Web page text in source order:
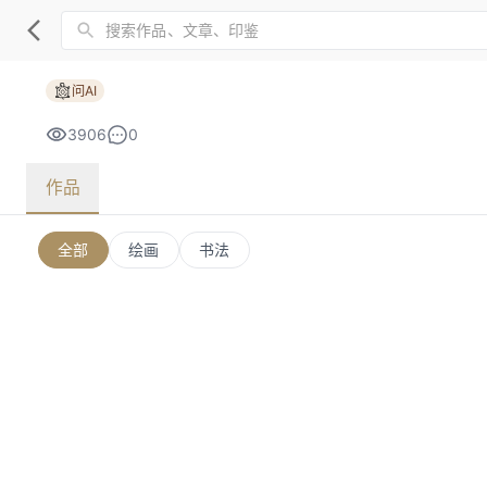
问AI
3906 0
作品
全部 绘画 书法